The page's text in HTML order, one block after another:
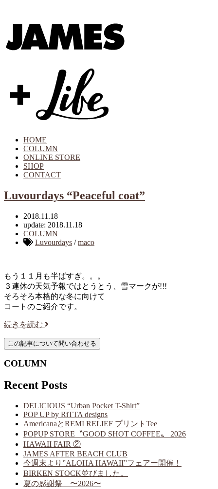
HOME
COLUMN
ONLINE STORE
SHOP
CONTACT
Luvourdays “Peaceful coat”
2018.11.18
update: 2018.11.18
COLUMN
Luvourdays /maco
もう１１月も半ばすぎ。。。
３連休の天気予報ではとうとう、雪マークが!!!
そろそろ本格的な冬に向けて
コートのご紹介です。
続きを読む
COLUMN
Recent Posts
DELICIOUS “Urban Pocket T-Shirt”
POP UP by RiTTA designs
AmericanaとREMI RELIEF プリントTee
POPUP STORE〝GOOD SHOT COFFEE〟 2026
HAWAII FAIR ②
JAMES AFTER BEACH CLUB
今週末より”ALOHA HAWAII”フェアー開催！
BIRKEN STOCK並びました。
夏の感謝祭 〜2026〜